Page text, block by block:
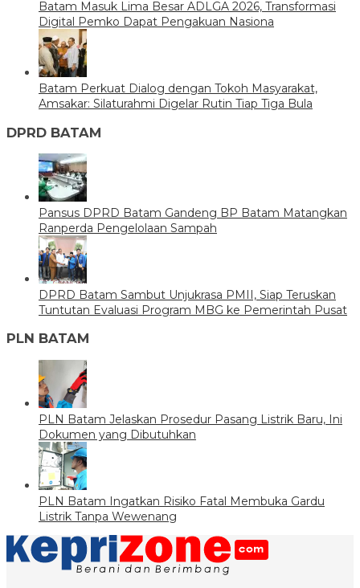
Batam Masuk Lima Besar ADLGA 2026, Transformasi
Digital Pemko Dapat Pengakuan Nasiona
Batam Perkuat Dialog dengan Tokoh Masyarakat,
Amsakar: Silaturahmi Digelar Rutin Tiap Tiga Bula
DPRD BATAM
Pansus DPRD Batam Gandeng BP Batam Matangkan
Ranperda Pengelolaan Sampah
DPRD Batam Sambut Unjukrasa PMII, Siap Teruskan
Tuntutan Evaluasi Program MBG ke Pemerintah Pusat
PLN BATAM
PLN Batam Jelaskan Prosedur Pasang Listrik Baru, Ini
Dokumen yang Dibutuhkan
PLN Batam Ingatkan Risiko Fatal Membuka Gardu
Listrik Tanpa Wewenang